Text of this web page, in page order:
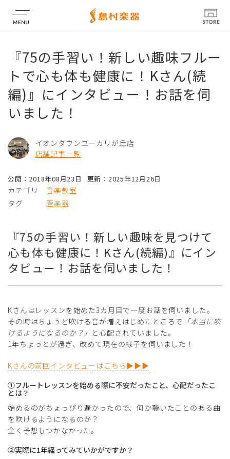
店舗情報
『75の手習い！新しい趣味フルー
トで心も体も健康に！Kさん(続
編)』にインタビュー！お話を伺
いました！
イオンタウンユーカリが丘店
店舗記事一覧
公開：2018年08月23日 更新：2025年12月26日
カテゴリ
音楽教室
タグ
管楽器
『75の手習い！新しい趣味を見つけて
心も体も健康に！Kさん(続編)』にイン
タビュー！お話を伺いました！
Kさんはレッスンを始めた3カ月目で一度お話を伺いました。
その時はちょうど吹ける音が増えはじめたところで 「本当に吹
けるようになるのか？」 と心配されていました。
1年ちょっとが過ぎ、改めて現在の様子を伺いました！
Kさんの前回インタビューはこちら▶▶▶
①フルートレッスンを始める際に不安だったこと、心配だったこ
とは？
始めるのがちょっぴり遅かったので、何か聴いたことのある曲
を吹けるようになるのか？
全く予想もつかなかった。
②実際に1年経ってみていかがですか？